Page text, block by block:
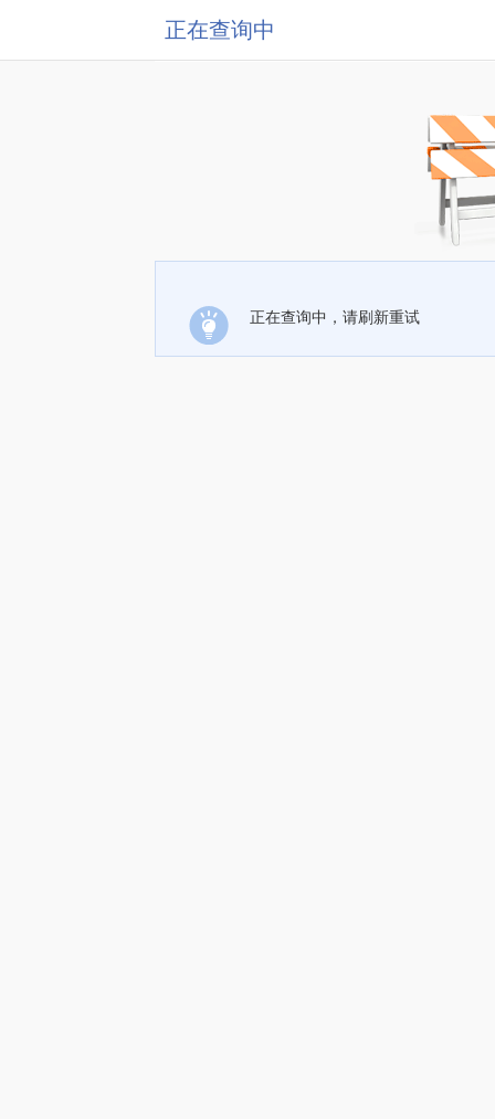
正在查询中
正在查询中，请刷新重试